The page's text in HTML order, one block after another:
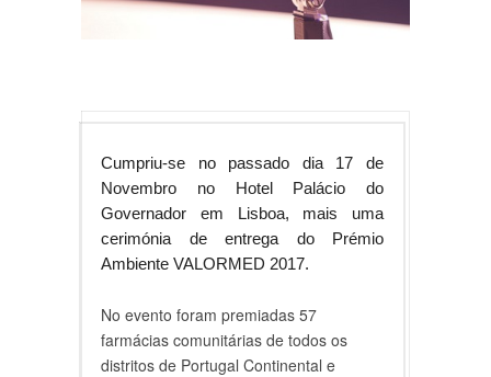
Cumpriu-se no passado dia 17 de
Novembro no Hotel Palácio do
Governador em Lisboa, mais uma
cerimónia de entrega do Prémio
Ambiente VALORMED 2017.
No evento foram premiadas 57
farmácias comunitárias de todos os
distritos de Portugal Continental e